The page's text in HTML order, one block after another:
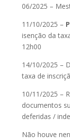
06/2025 –
11/10/2025 –
isenção da
12h00
14/10/2025 –
taxa de
10/11/2025 –
documentos
deferidas /
Não houve